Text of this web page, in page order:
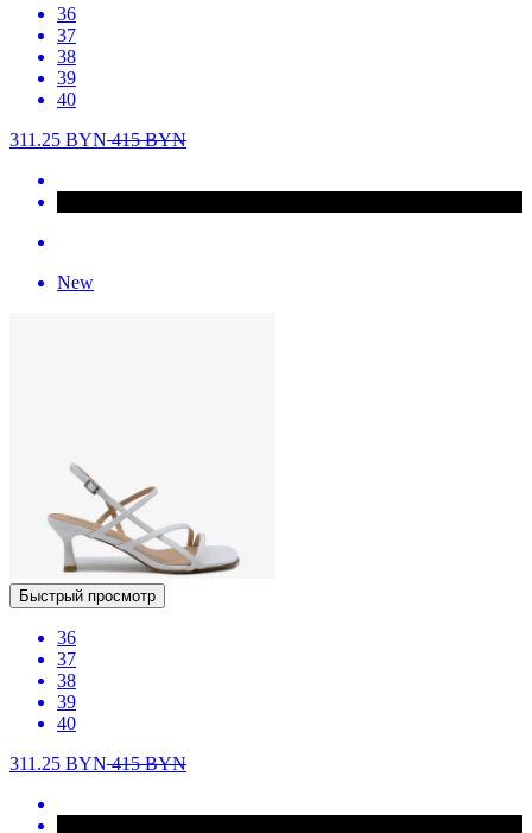
36
37
38
39
40
311.25 BYN415BYN
New
Быстрый просмотр
36
37
38
39
40
311.25 BYN415BYN